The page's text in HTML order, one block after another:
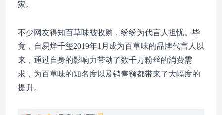
家。
不少网友得知百草味被收购，纷纷为代言人担忧。毕
竟，自易烊千玺2019年1月成为百草味的品牌代言人以
来，通过自身的影响力带动了数千万粉丝的消费需
求，为百草味的知名度以及销售额都带来了大幅度的
提升。